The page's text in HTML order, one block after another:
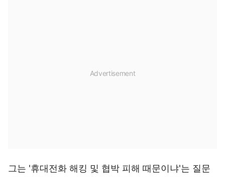
그는 '휴대전화 해킹 및 협박 피해 때문이냐'는 질문